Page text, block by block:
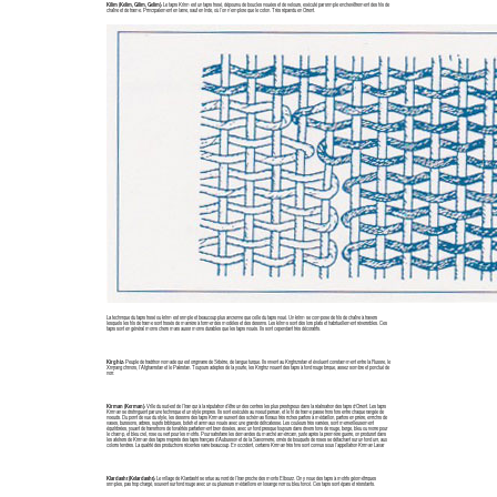
Kilim (Kelim, Gilim, Gelim):Le tapis Kilim est un tapis tissé, dépourvu de boucles nouées et de velours, exécuté par simple enchevêtrement des fils de
chaîne et de trame. Principalement en laine, sauf en Inde, où l’on n’emploie que le coton. Très répandu en Orient.
La technique du tapis tissé ou kilim est simple et beaucoup plus ancienne que celle du tapis noué. Un kilim se compose de fils de chaîne à travers
lesquels les fils de trame sont tissés de manière à former des modèles et des dessins. Les kílims sont dès lors plats et habituellement réversibles. Ces
tapis sont en général moins chers mais aussi moins durables que les tapis noués. Ils sont cependant très décoratifs.
Kirghiz:Peuple de tradition nomade qui est originaire de Sibérie, de langue turque. Ils vivent au Kirghizistan et évoluent constamment entre la Russie, le
Xinjiang chinois, l’Afghanistan et le Pakistan. Toujours adeptes de la yourte, les Kirghiz nouent des tapis à fond rouge brique, assez sombre et ponctué de
noir.
Kirman (Kerman):Ville du sud-est de l’Iran qui à la réputation d’être un des centres les plus prestigieux dans la réalisation des tapis d'Orient. Les tapis
Kirman se distinguent par une technique et un style propres. Ils sont exécutés au noeud persan, et le fil de trame passe trois fois entre chaque rangée de
noeuds. Du point de vue du style, les dessins des tapis Kirman suivent des schémas floraux très riches parfois à médaillon, parfois en prière, enrichis de
vases, buissons, arbres, sujets bibliques, boteh et animaux noués avec une grande délicatesse. Les couleurs très variées, sont merveilleusement
équilibrées, jouant de transitions de tonalités parfaitement bien dosées, avec un fond presque toujours dans divers tons de rouge, beige, bleu ou ivoire pour
le champ, et bleu ciel, rose ou vert pour les motifs. Pour satisfaire les demandes du marché américain, juste après la première guerre, on produisit dans
les ateliers de Kirman des tapis inspirés des tapis français d’Aubusson et de la Savonnerie, ornés de bouquets de roses se détachant sur un fond uni, aux
coloris tendres. La qualité des productions récentes varie beaucoup. En occident, certains Kirman très fins sont connus sous l’appellation Kirman Lavar
Klardasht (Kelardasht):Le village de Klardasht se situe au nord de l’Iran proche des monts Elbourz. On y noue des tapis à motifs géométriques
simples, pas trop chargé, souvent sur fond rouge avec un ou plusieurs médaillons en losange noir ou bleu foncé. Ces tapis sont épais et résistants.